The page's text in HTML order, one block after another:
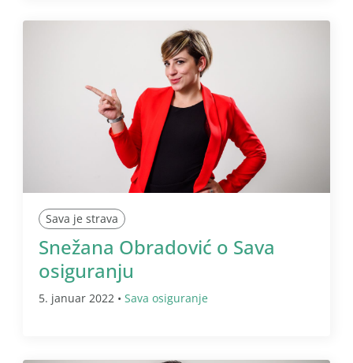
Sava je strava
Snežana Obradović o Sava
osiguranju
5. januar 2022 • Sava osiguranje